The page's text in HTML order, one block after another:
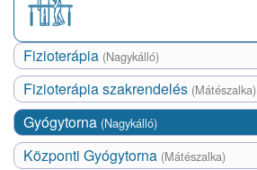
Fizioterápia (Nagykálló)
Fizioterápia szakrendelés (Mátészalka)
Gyógytorna (Nagykálló)
Központi Gyógytorna (Mátészalka)